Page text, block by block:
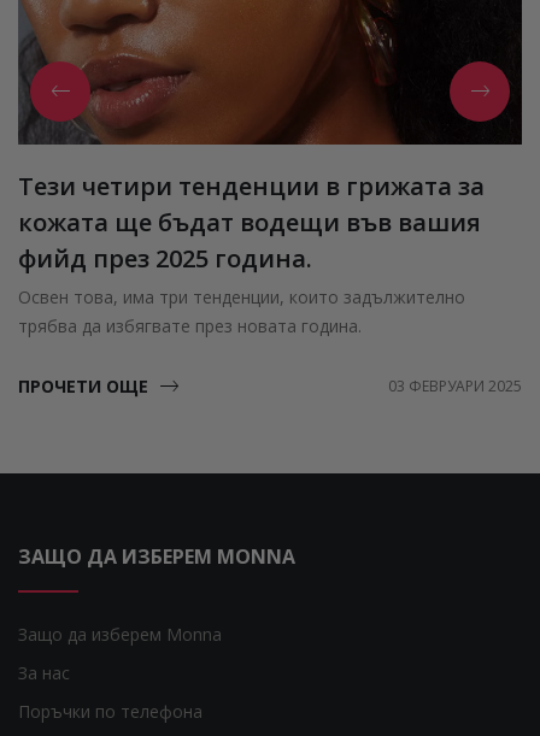
Тези четири тенденции в грижата за
кожата ще бъдат водещи във вашия
фийд през 2025 година.
Освен това, има три тенденции, които задължително
трябва да избягвате през новата година.
ПРОЧЕТИ ОЩЕ 03 ФЕВРУАРИ 2025
ЗАЩО ДА ИЗБЕРЕМ MONNA
Защо да изберем Monna
За нас
Поръчки по телефона